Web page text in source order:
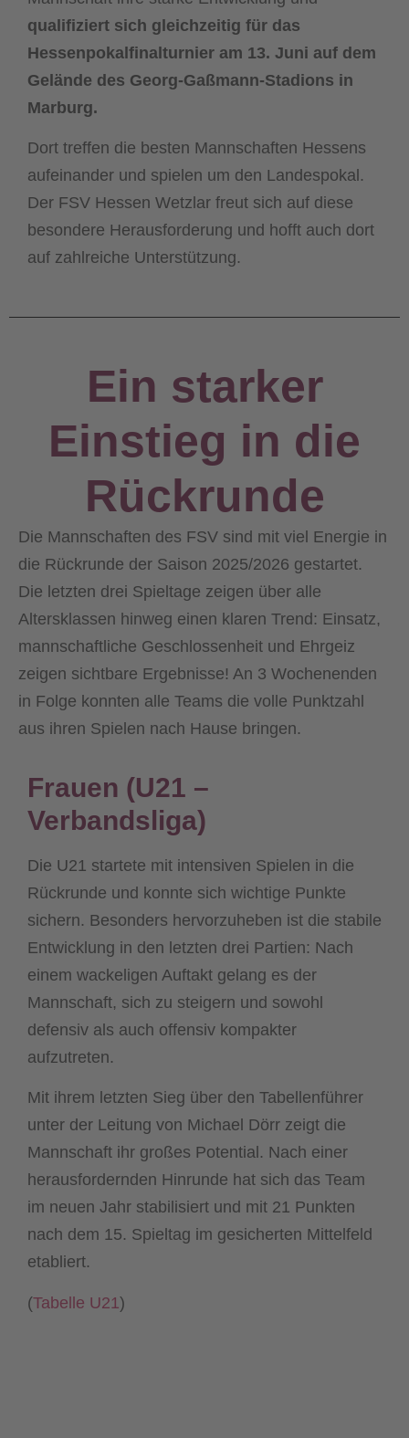
qualifiziert sich gleichzeitig für das
Hessenpokalfinalturnier am 13. Juni auf dem
Gelände des Georg-Gaßmann-Stadions in
Marburg.
Dort treffen die besten Mannschaften Hessens
aufeinander und spielen um den Landespokal.
Der FSV Hessen Wetzlar freut sich auf diese
besondere Herausforderung und hofft auch dort
auf zahlreiche Unterstützung.
Ein starker
Einstieg in die
Rückrunde
Die Mannschaften des FSV sind mit viel Energie in
die Rückrunde der Saison 2025/2026 gestartet.
Die letzten drei Spieltage zeigen über alle
Altersklassen hinweg einen klaren Trend: Einsatz,
mannschaftliche Geschlossenheit und Ehrgeiz
zeigen sichtbare Ergebnisse! An 3 Wochenenden
in Folge konnten alle Teams die volle Punktzahl
aus ihren Spielen nach Hause bringen.
Frauen (U21 –
Verbandsliga)
Die U21 startete mit intensiven Spielen in die
Rückrunde und konnte sich wichtige Punkte
sichern. Besonders hervorzuheben ist die stabile
Entwicklung in den letzten drei Partien: Nach
einem wackeligen Auftakt gelang es der
Mannschaft, sich zu steigern und sowohl
defensiv als auch offensiv kompakter
aufzutreten.
Mit ihrem letzten Sieg über den Tabellenführer
unter der Leitung von Michael Dörr zeigt die
Mannschaft ihr großes Potential. Nach einer
herausfordernden Hinrunde hat sich das Team
im neuen Jahr stabilisiert und mit 21 Punkten
nach dem 15. Spieltag im gesicherten Mittelfeld
etabliert.
(Tabelle U21)